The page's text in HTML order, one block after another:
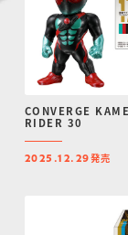
CONVERGE
RIDER 30
2025.12.29発売